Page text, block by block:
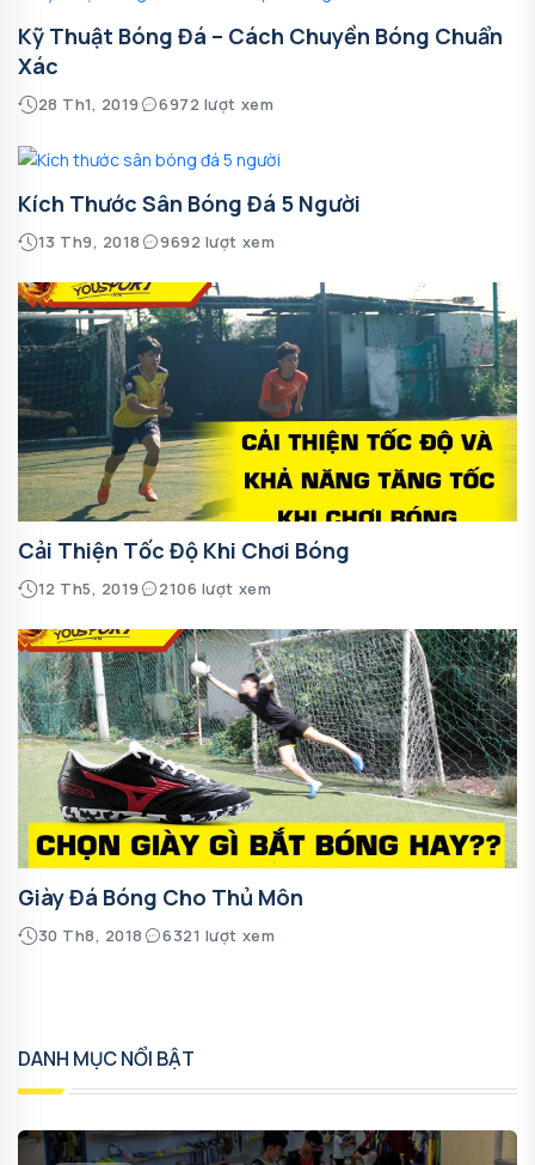
Kỹ Thuật Bóng Đá – Cách Chuyền Bóng Chuẩn
Xác
28 Th1, 2019 6972 lượt xem
Kích Thước Sân Bóng Đá 5 Người
13 Th9, 2018 9692 lượt xem
Cải Thiện Tốc Độ Khi Chơi Bóng
12 Th5, 2019 2106 lượt xem
Giày Đá Bóng Cho Thủ Môn
30 Th8, 2018 6321 lượt xem
DANH MỤC NỔI BẬT